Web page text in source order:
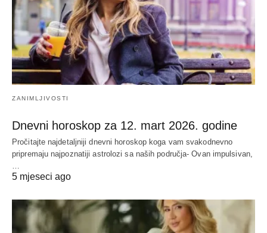
ZANIMLJIVOSTI
Dnevni horoskop za 12. mart 2026. godine
Pročitajte najdetaljniji dnevni horoskop koga vam svakodnevno
pripremaju najpoznatiji astrolozi sa naših područja- Ovan impulsivan,
…
5 mjeseci ago